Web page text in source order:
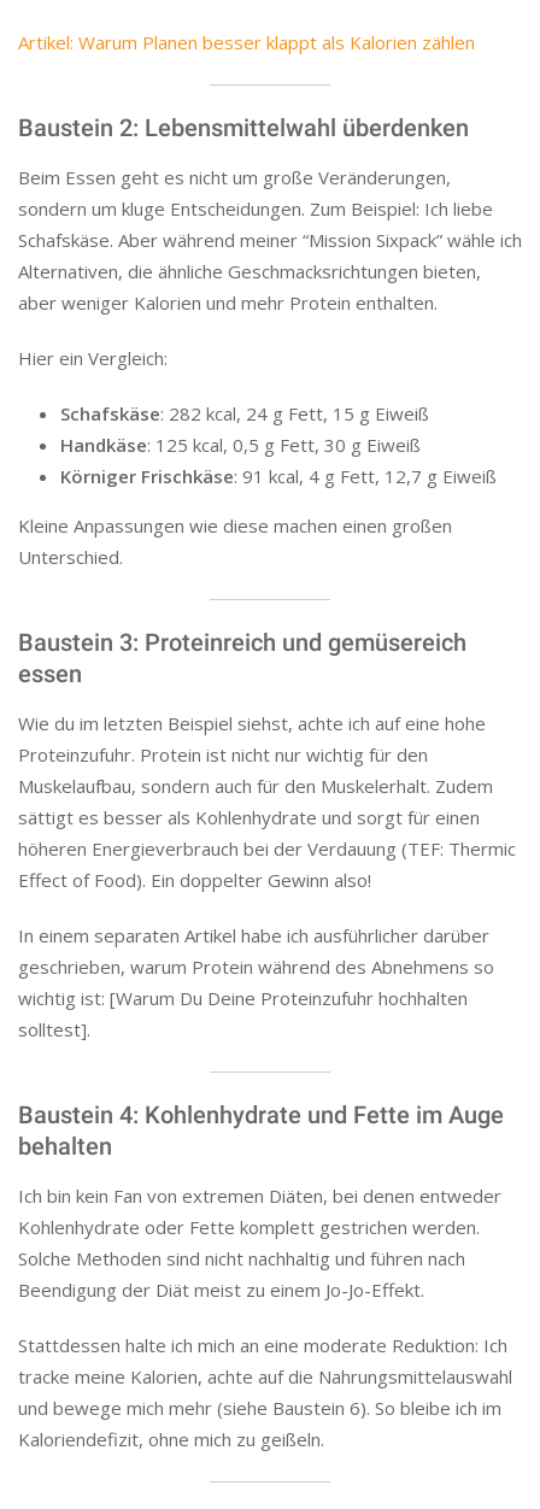
Artikel: Warum Planen besser klappt als Kalorien zählen
Baustein 2: Lebensmittelwahl überdenken
Beim Essen geht es nicht um große Veränderungen,
sondern um kluge Entscheidungen. Zum Beispiel: Ich liebe
Schafskäse. Aber während meiner “Mission Sixpack” wähle ich
Alternativen, die ähnliche Geschmacksrichtungen bieten,
aber weniger Kalorien und mehr Protein enthalten.
Hier ein Vergleich:
Schafskäse: 282 kcal, 24 g Fett, 15 g Eiweiß
Handkäse: 125 kcal, 0,5 g Fett, 30 g Eiweiß
Körniger Frischkäse: 91 kcal, 4 g Fett, 12,7 g Eiweiß
Kleine Anpassungen wie diese machen einen großen
Unterschied.
Baustein 3: Proteinreich und gemüsereich
essen
Wie du im letzten Beispiel siehst, achte ich auf eine hohe
Proteinzufuhr. Protein ist nicht nur wichtig für den
Muskelaufbau, sondern auch für den Muskelerhalt. Zudem
sättigt es besser als Kohlenhydrate und sorgt für einen
höheren Energieverbrauch bei der Verdauung (TEF: Thermic
Effect of Food). Ein doppelter Gewinn also!
In einem separaten Artikel habe ich ausführlicher darüber
geschrieben, warum Protein während des Abnehmens so
wichtig ist: [Warum Du Deine Proteinzufuhr hochhalten
solltest].
Baustein 4: Kohlenhydrate und Fette im Auge
behalten
Ich bin kein Fan von extremen Diäten, bei denen entweder
Kohlenhydrate oder Fette komplett gestrichen werden.
Solche Methoden sind nicht nachhaltig und führen nach
Beendigung der Diät meist zu einem Jo-Jo-Effekt.
Stattdessen halte ich mich an eine moderate Reduktion: Ich
tracke meine Kalorien, achte auf die Nahrungsmittelauswahl
und bewege mich mehr (siehe Baustein 6). So bleibe ich im
Kaloriendefizit, ohne mich zu geißeln.